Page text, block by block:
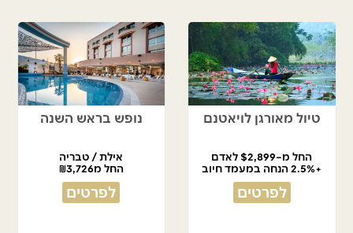
טיול מאורגן לויאטנם
החל מ–$2,899 לאדם
+2.5% הנחה במעמד חיוב
לפרטים
נופש בראש השנה
אילת / טבריה
החל מ₪3,726
לפרטים